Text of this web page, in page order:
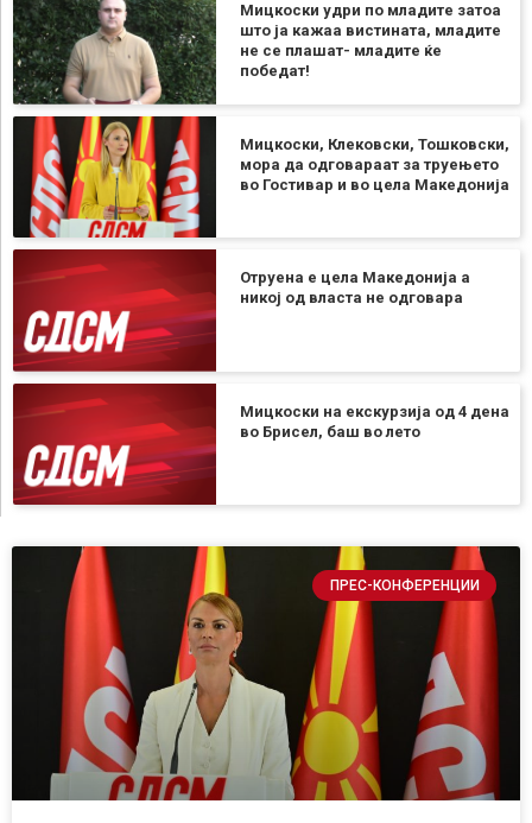
Мицкоски удри по младите затоа
што ја кажаа вистината, младите
не се плашат- младите ќе
победат!
Мицкоски, Клековски, Тошковски,
мора да одговараат за труењето
во Гостивар и во цела Македонија
Отруена е цела Македонија а
никој од власта не одговара
Мицкоски на екскурзија од 4 дена
во Брисел, баш во лето
ПРЕС-КОНФЕРЕНЦИИ